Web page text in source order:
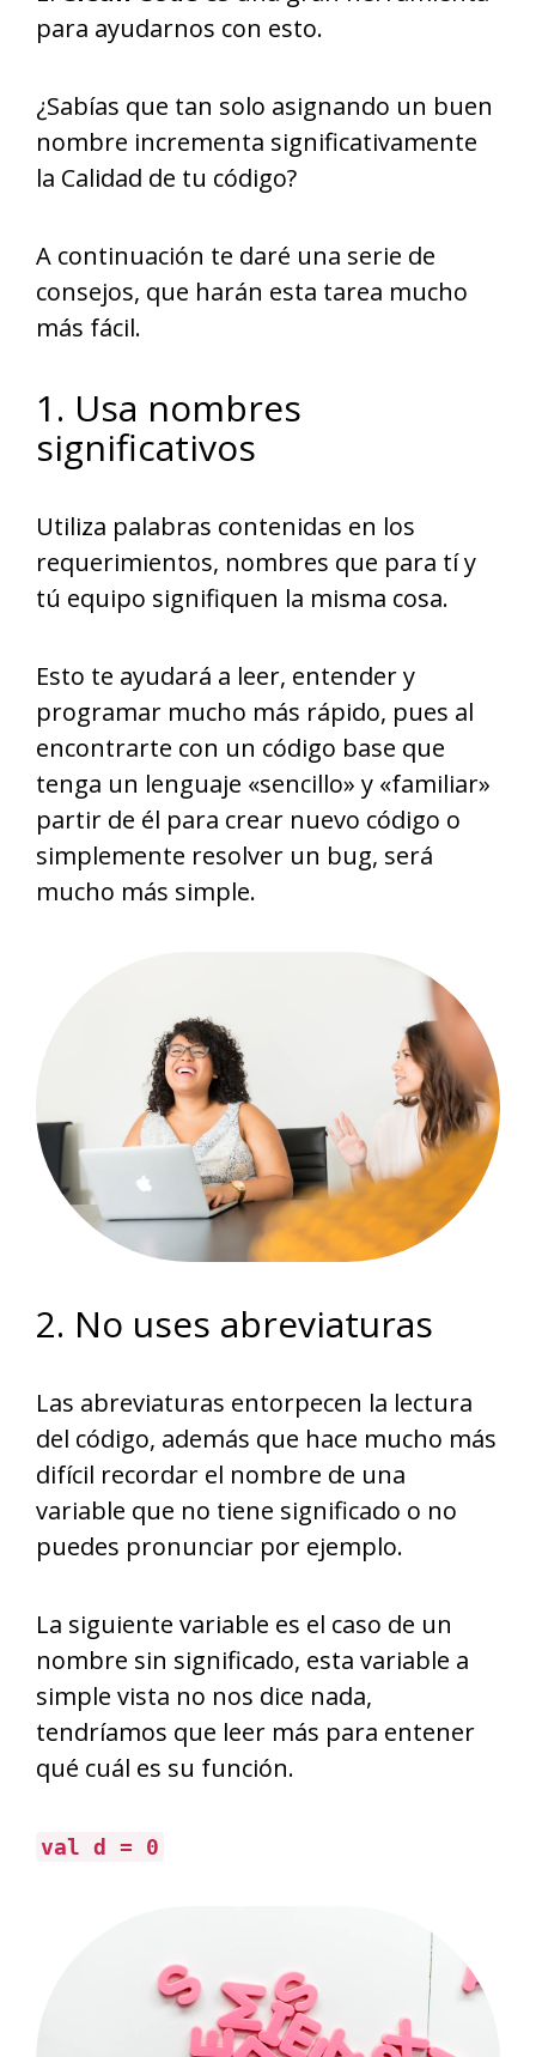
para ayudarnos con esto.
¿Sabías que tan solo asignando un buen
nombre incrementa significativamente
la Calidad de tu código?
A continuación te daré una serie de
consejos, que harán esta tarea mucho
más fácil.
1. Usa nombres
significativos
Utiliza palabras contenidas en los
requerimientos, nombres que para tí y
tú equipo signifiquen la misma cosa.
Esto te ayudará a leer, entender y
programar mucho más rápido, pues al
encontrarte con un código base que
tenga un lenguaje «sencillo» y «familiar»
partir de él para crear nuevo código o
simplemente resolver un bug, será
mucho más simple.
2. No uses abreviaturas
Las abreviaturas entorpecen la lectura
del código, además que hace mucho más
difícil recordar el nombre de una
variable que no tiene significado o no
puedes pronunciar por ejemplo.
La siguiente variable es el caso de un
nombre sin significado, esta variable a
simple vista no nos dice nada,
tendríamos que leer más para entener
qué cuál es su función.
val d = 0